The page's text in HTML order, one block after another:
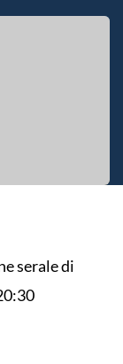
serale di